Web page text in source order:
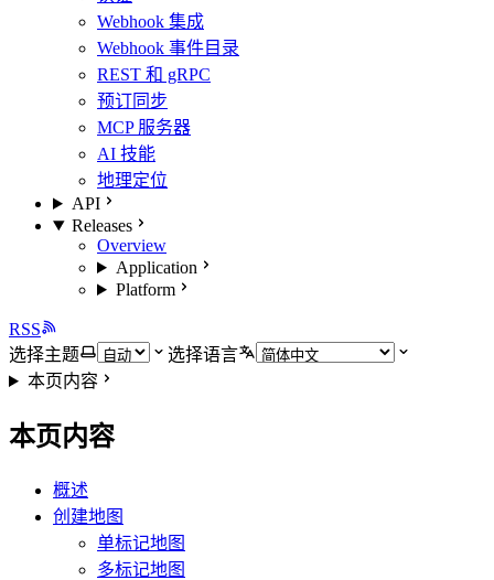
Webhook 集成
Webhook 事件目录
REST 和 gRPC
预订同步
MCP 服务器
AI 技能
地理定位
API
Releases
Overview
Application
Platform
RSS
选择主题
选择语言
本页内容
本页内容
概述
创建地图
单标记地图
多标记地图